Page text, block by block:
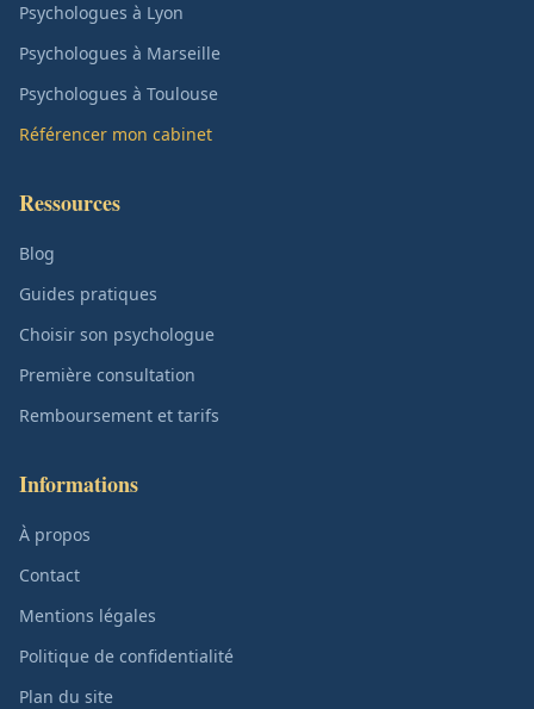
Psychologues à Lyon
Psychologues à Marseille
Psychologues à Toulouse
Référencer mon cabinet
Ressources
Blog
Guides pratiques
Choisir son psychologue
Première consultation
Remboursement et tarifs
Informations
À propos
Contact
Mentions légales
Politique de confidentialité
Plan du site